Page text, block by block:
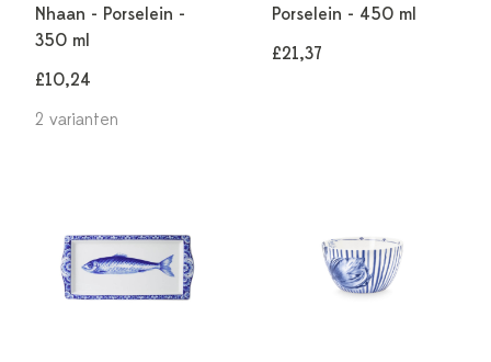
Nhaan - Porselein -
350 ml
£10,24
2 varianten
Porselein - 450 ml
£21,37